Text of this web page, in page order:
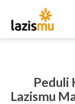
Peduli
Lazismu